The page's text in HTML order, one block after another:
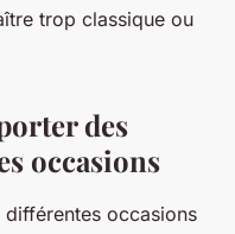
trop classique ou
des
occasions
occasions